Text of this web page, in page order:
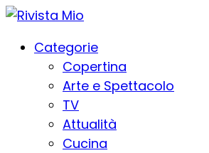
Categorie
Copertina
Arte e Spettacolo
TV
Attualità
Cucina